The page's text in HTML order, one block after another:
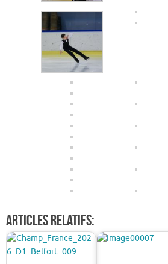
Articles relatifs: